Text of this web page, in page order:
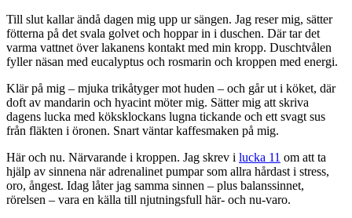
Till slut kallar ändå dagen mig upp ur sängen. Jag reser mig, sätter
fötterna på det svala golvet och hoppar in i duschen. Där tar det
varma vattnet över lakanens kontakt med min kropp. Duschtvålen
fyller näsan med eucalyptus och rosmarin och kroppen med energi.
Klär på mig – mjuka trikåtyger mot huden – och går ut i köket, där
doft av mandarin och hyacint möter mig. Sätter mig att skriva
dagens lucka med köksklockans lugna tickande och ett svagt sus
från fläkten i öronen. Snart väntar kaffesmaken på mig.
Här och nu. Närvarande i kroppen. Jag skrev i lucka 11 om att ta
hjälp av sinnena när adrenalinet pumpar som allra hårdast i stress,
oro, ångest. Idag låter jag samma sinnen – plus balanssinnet,
rörelsen – vara en källa till njutningsfull här- och nu-varo.